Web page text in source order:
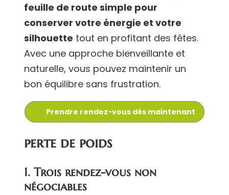
feuille de route simple pour
conserver votre énergie et votre
silhouette tout en profitant des fêtes.
Avec une approche bienveillante et
naturelle, vous pouvez maintenir un
bon équilibre sans frustration.
Prendre rendez-vous dès maintenant
perte de poids
1. Trois rendez-vous non
négociables